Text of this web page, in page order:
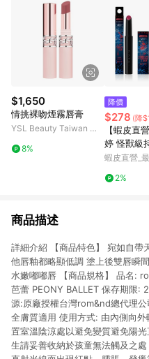
$1,650
情挑裸吻煙霧唇膏
YSL Beauty Taiwan 官
8%
降價
$278 (降
【蝦皮直
婷 怪獸級
獸唇膏 經
色 (官方直
蝦皮直營_
2%
商品描述
詳細介紹 【商品特色】 宛如自帶
他唇釉都略顯低調 塗上後雙唇瞬
水嫩嘟嘟唇 【商品規格】 品名:
芭蕾 PEONY BALLET 保存期限:
源:原廠授權台灣rom&nd總代理
全膚質適用 使用方式: 由內側向
置室溫陰涼處以避免變質避免陽
生請妥善收納於孩童無法觸及之